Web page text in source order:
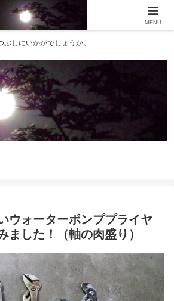
ぶしにいかがでしょうか。
ウォーターポンププライヤ
ました！（軸の肉盛り）
MENU